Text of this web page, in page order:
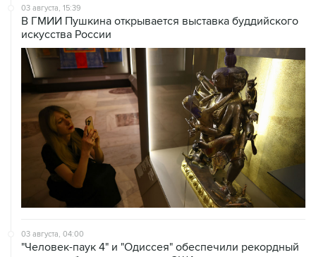
03 августа, 15:39
В ГМИИ Пушкина открывается выставка буддийского
искусства России
03 августа, 04:00
"Человек-паук 4" и "Одиссея" обеспечили рекордный